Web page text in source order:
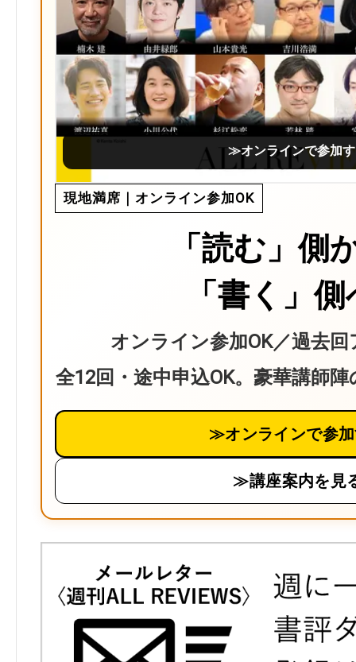
≫オンラインで参加
現地満席｜オンライン参加OK
「読む」側
「書く」
オンライン参加OK／過去
全12回・途中申込OK。豪華講師
≫オンラインで参
≫講座案内を見